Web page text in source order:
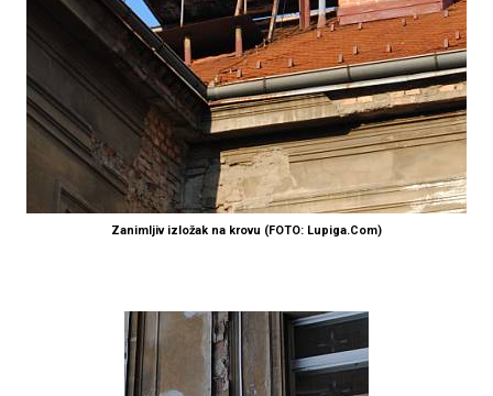
Zanimljiv izložak na krovu (FOTO: Lupiga.Com)